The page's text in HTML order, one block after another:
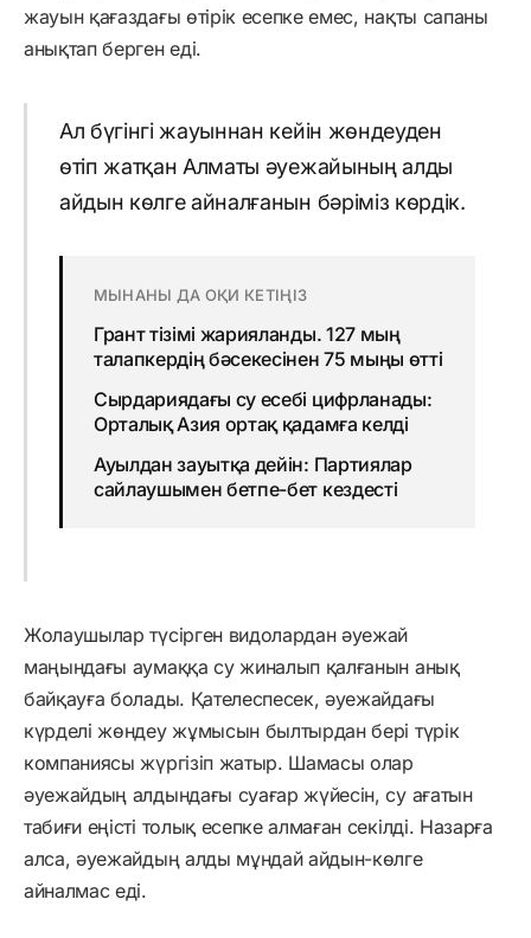
жауын қағаздағы өтірік есепке емес, нақты сапаны
анықтап берген еді.
Ал бүгінгі жауыннан кейін жөндеуден
өтіп жатқан Алматы әуежайының алды
айдын көлге айналғанын бәріміз көрдік.
МЫНАНЫ ДА ОҚИ КЕТІҢІЗ
Грант тізімі жарияланды. 127 мың
талапкердің бәсекесінен 75 мыңы өтті
Сырдариядағы су есебі цифрланады:
Орталық Азия ортақ қадамға келді
Ауылдан зауытқа дейін: Партиялар
сайлаушымен бетпе-бет кездесті
Жолаушылар түсірген видолардан әуежай
маңындағы аумаққа су жиналып қалғанын анық
байқауға болады. Қателеспесек, әуежайдағы
күрделі жөндеу жұмысын былтырдан бері түрік
компаниясы жүргізіп жатыр. Шамасы олар
әуежайдың алдындағы суағар жүйесін, су ағатын
табиғи еңісті толық есепке алмаған секілді. Назарға
алса, әуежайдың алды мұндай айдын-көлге
айналмас еді.